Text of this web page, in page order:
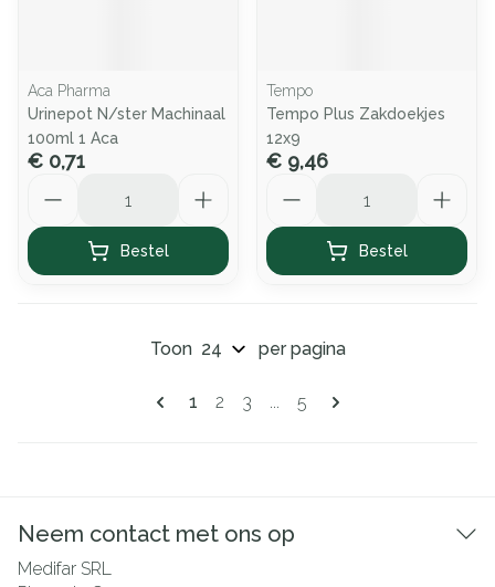
Aca Pharma
Urinepot N/ster Machinaal
100ml 1 Aca
€ 0,71
Bestel
Tempo
Tempo Plus Zakdoekjes
12x9
€ 9,46
Bestel
Pagina's
U lees momenteel pagina
1 Pagina
2 Pagina
3 ... Pagina
5
Toon per pagina
Neem contact met ons op
Medifar SRL